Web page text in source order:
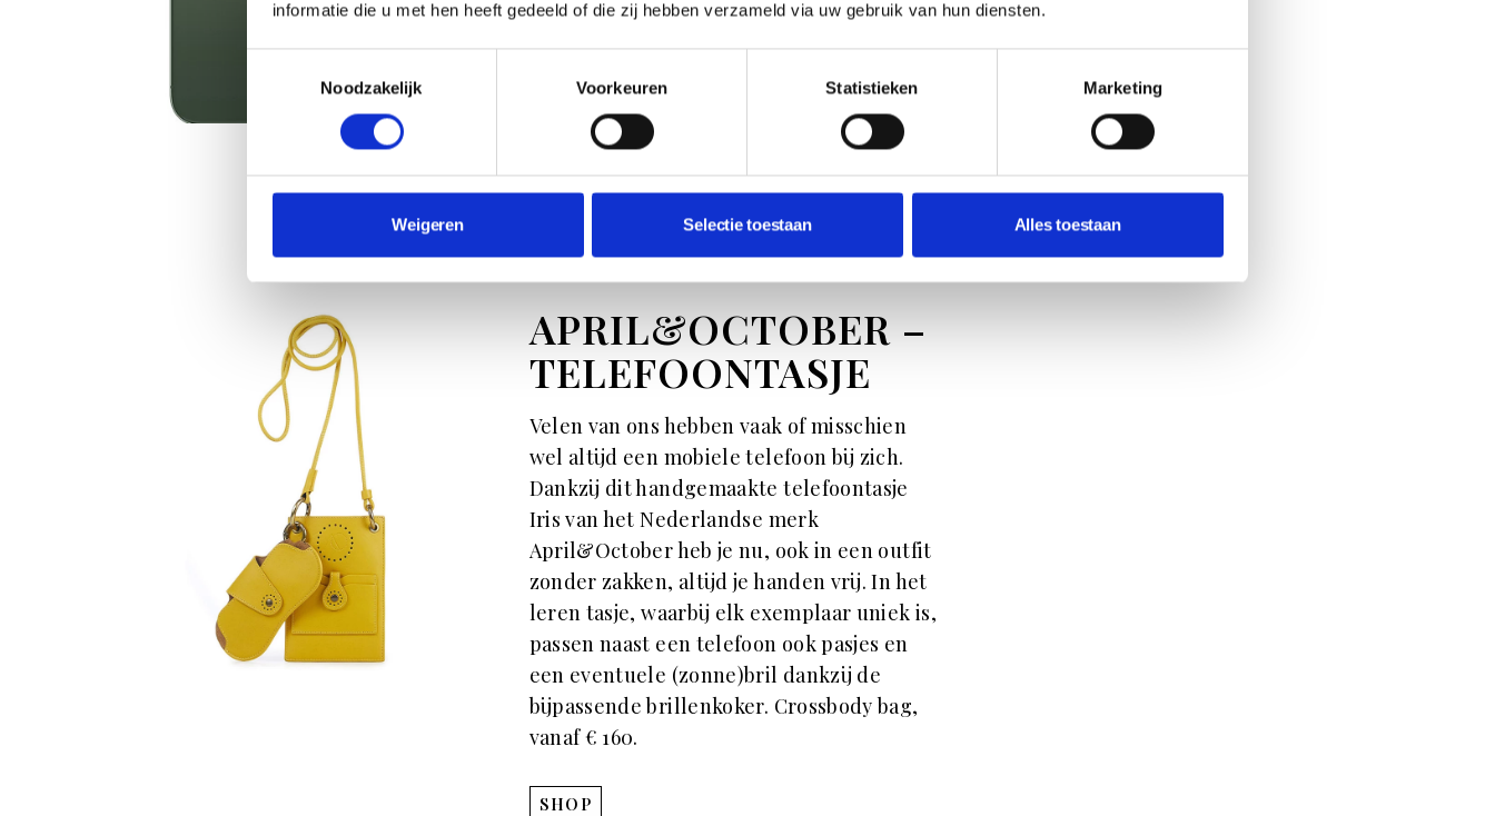
informatie die u met hen heeft gedeeld of die zij hebben verzameld via uw gebruik van hun diensten.
Noodzakelijk
Voorkeuren Statistieken Marketing
Weigeren Selectie toestaan Alles toestaan
zo is er uiteraard de keuze uit een zwarte
of witte hoes, maar ook groen, rood, roze
en blauw. Allesbehalve saai dus, vanaf €
696.
BEKIJK DE IPHONES
APRIL&OCTOBER –
TELEFOONTASJE
Velen van ons hebben vaak of misschien
wel altijd een mobiele telefoon bij zich.
Dankzij dit handgemaakte telefoontasje
Iris van het Nederlandse merk
April&October heb je nu, ook in een outfit
zonder zakken, altijd je handen vrij. In het
leren tasje, waarbij elk exemplaar uniek is,
passen naast een telefoon ook pasjes en
een eventuele (zonne)bril dankzij de
bijpassende brillenkoker. Crossbody bag,
vanaf € 160.
SHOP